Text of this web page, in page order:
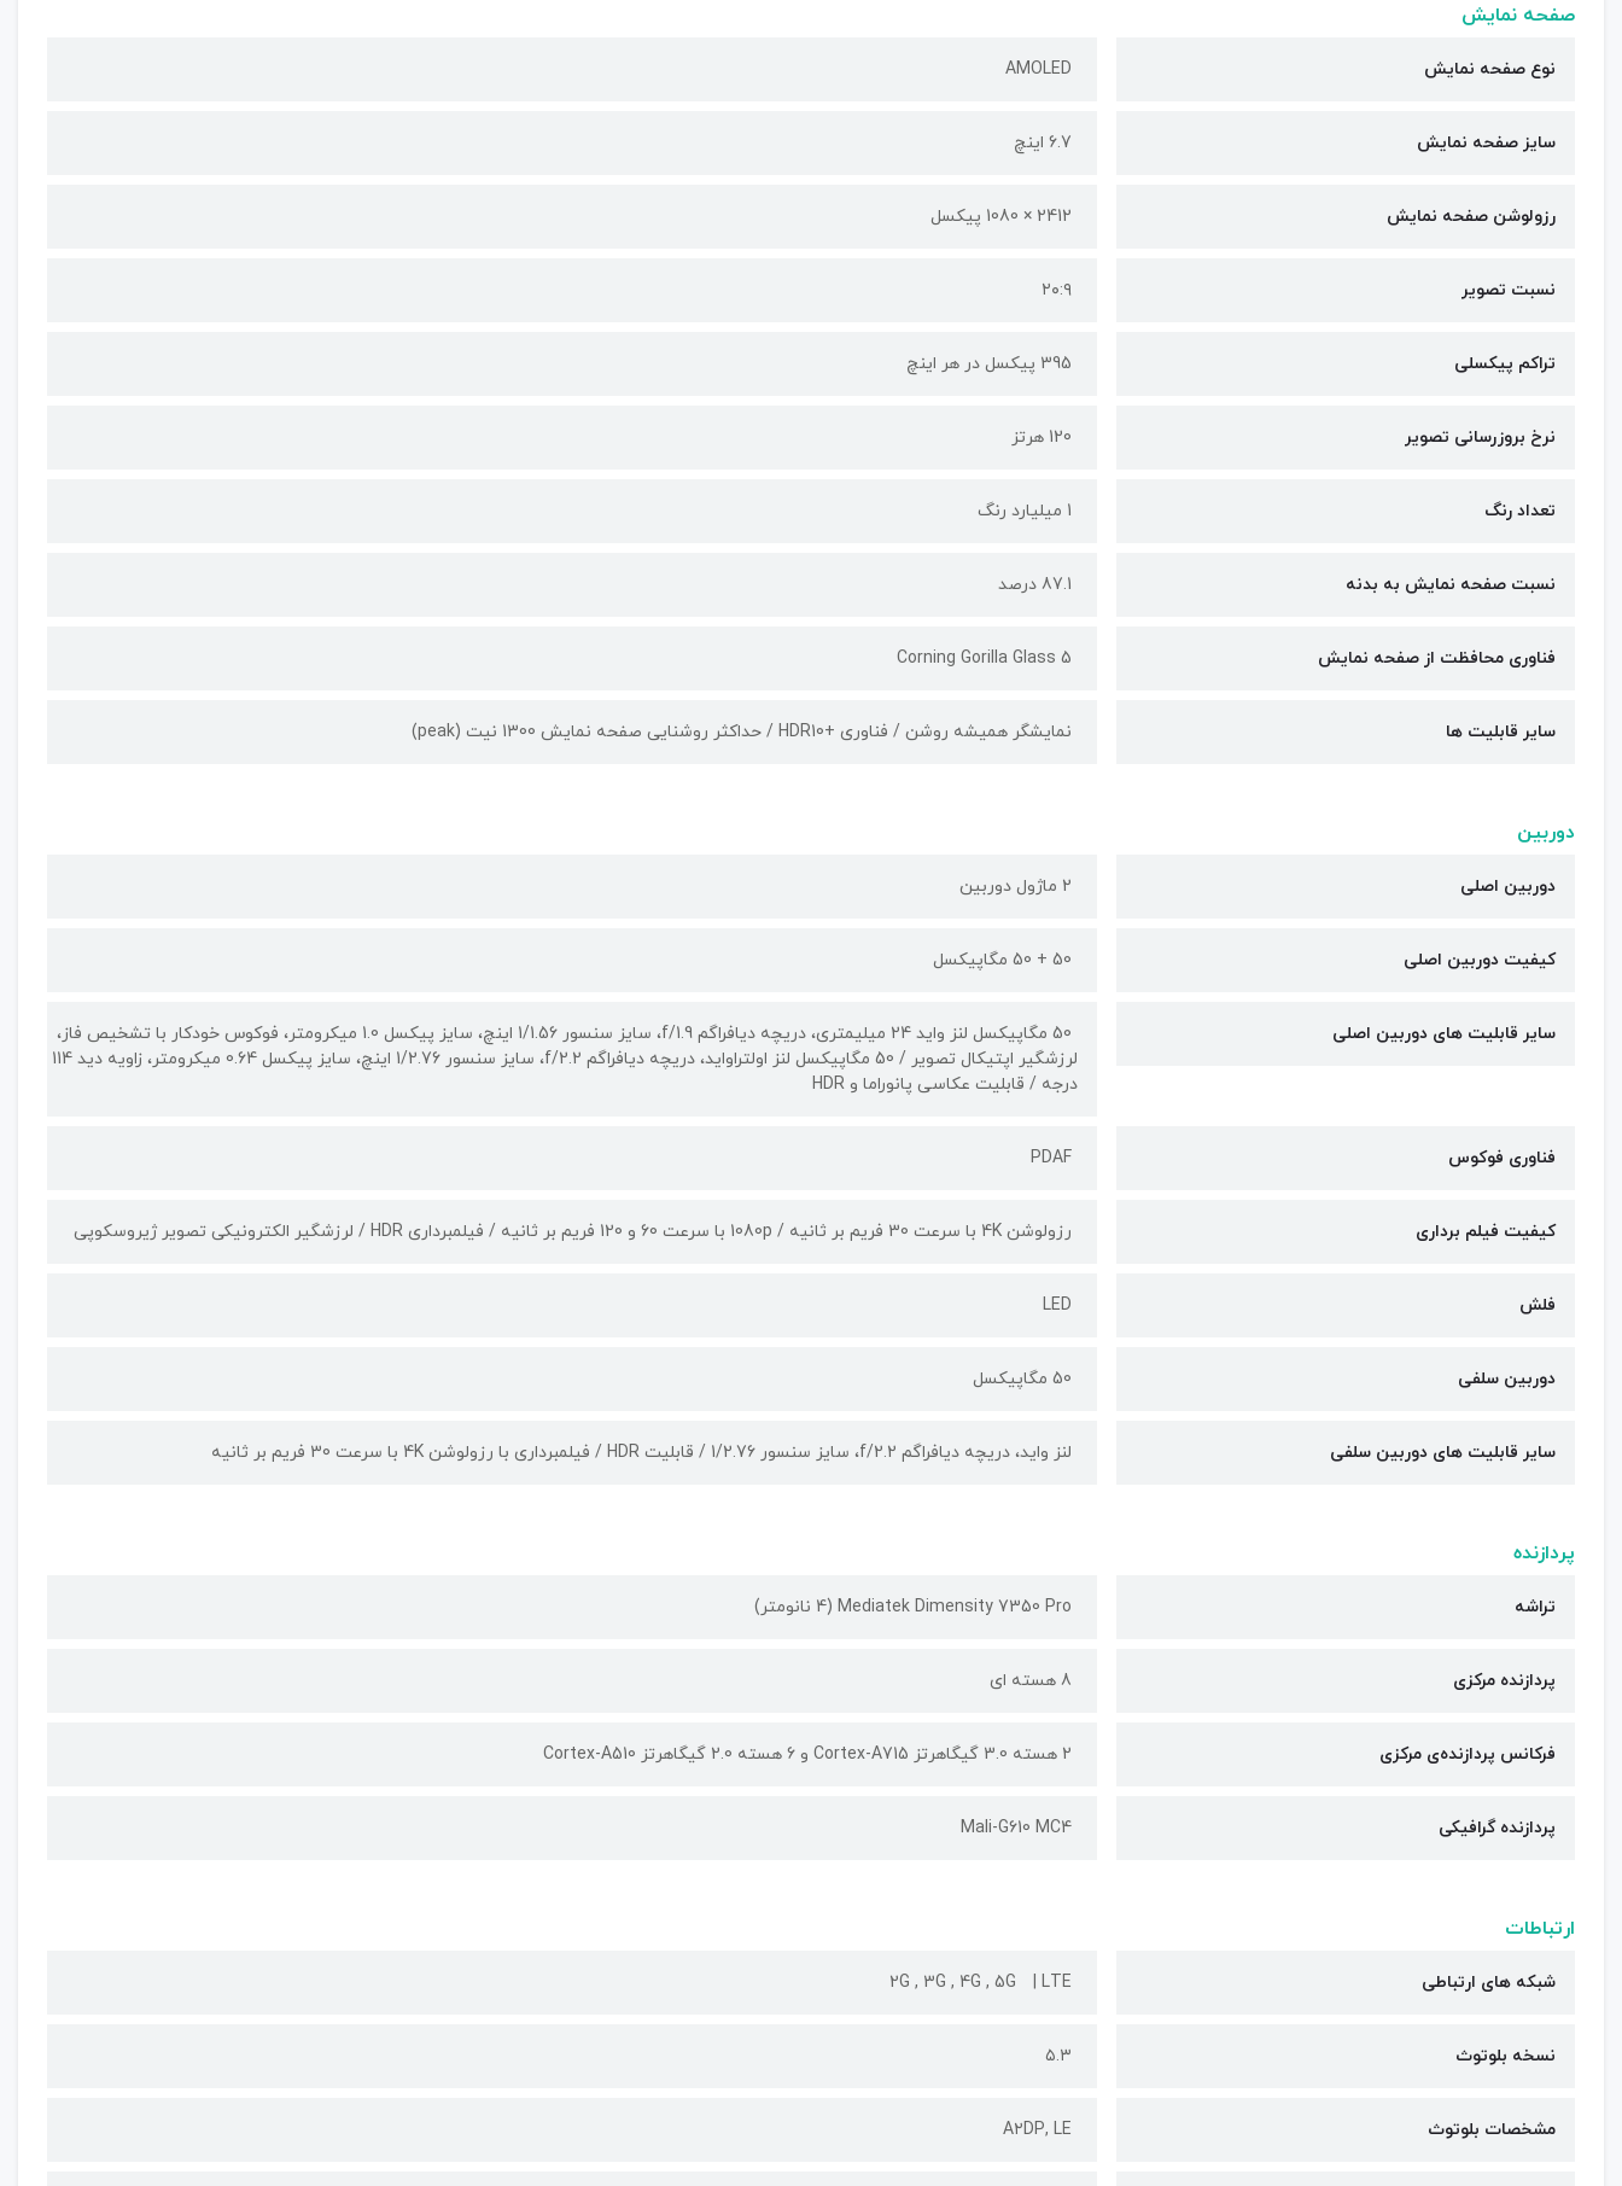
صفحه نمایش
نوع صفحه نمایش AMOLED
سایز صفحه نمایش 6.7 اینچ
رزولوشن صفحه نمایش 2412 × 1080 پیکسل
نسبت تصویر ۲۰:۹
تراکم پیکسلی 395 پیکسل در هر اینچ
نرخ بروزرسانی تصویر 120 هرتز
تعداد رنگ 1 میلیارد رنگ
نسبت صفحه نمایش به بدنه 87.1 درصد
فناوری محافظت از صفحه نمایش Corning Gorilla Glass 5
سایر قابلیت ها نمایشگر همیشه روشن / فناوری +HDR10 / حداکثر روشنایی صفحه نمایش 1300 نیت (peak)
دوربین
دوربین اصلی 2 ماژول دوربین
کیفیت دوربین‌ اصلی 50 + 50 مگاپیکسل
سایر قابلیت های دوربین اصلی
50 مگاپیکسل لنز واید 24 میلیمتری، دریچه دیافراگم f/1.9، سایز سنسور 1/1.56 اینچ، سایز پیکسل 1.0 میکرومتر، فوکوس خودکار با تشخیص فاز،
لرزشگیر اپتیکال تصویر / 50 مگاپیکسل لنز اولتراواید، دریچه دیافراگم f/2.2، سایز سنسور 1/2.76 اینچ، سایز پیکسل 0.64 میکرومتر، زاویه دید 114
درجه / قابلیت عکاسی پانوراما و HDR
فناوری فوکوس PDAF
کیفیت فیلم برداری رزولوشن 4K با سرعت 30 فریم بر ثانیه / 1080p با سرعت 60 و 120 فریم بر ثانیه / فیلمبرداری HDR / لرزشگیر الکترونیکی تصویر ژیروسکوپی
فلش LED
دوربین سلفی 50 مگاپیکسل
سایر قابلیت های دوربین سلفی لنز واید، دریچه دیافراگم f/2.2، سایز سنسور 1/2.76 / قابلیت HDR / فیلمبرداری با رزولوشن 4K با سرعت 30 فریم بر ثانیه
پردازنده
تراشه Mediatek Dimensity 7350 Pro (4 نانومتر)
پردازنده مرکزی 8 هسته ای
فرکانس پردازنده‌ی مرکزی 2 هسته 3.0 گیگاهرتز Cortex-A715 و 6 هسته 2.0 گیگاهرتز Cortex-A510
پردازنده گرافیکی Mali-G610 MC4
ارتباطات
شبکه های ارتباطی 2G , 3G , 4G , 5G LTE
نسخه بلوتوث ۵.۳
مشخصات بلوتوث A۲DP, LE